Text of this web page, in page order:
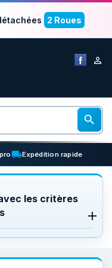
2 Roues


local_shippingExpédition rapide
les critères